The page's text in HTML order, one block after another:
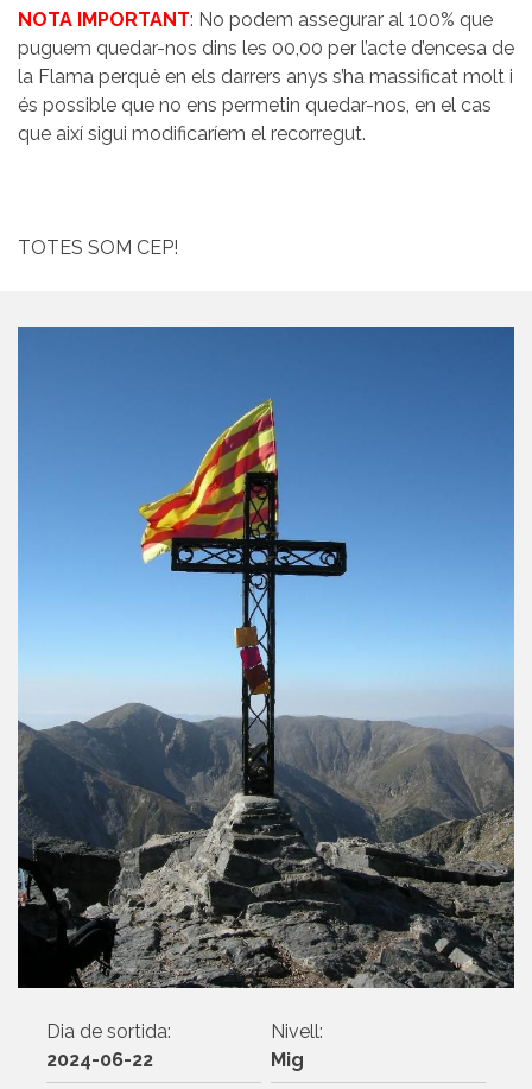
NOTA IMPORTANT: No podem assegurar al 100% que
puguem quedar-nos dins les 00,00 per l’acte d’encesa de
la Flama perquè en els darrers anys s’ha massificat molt i
és possible que no ens permetin quedar-nos, en el cas
que així sigui modificaríem el recorregut.
TOTES SOM CEP!
Dia de sortida:
2024-06-22
Nivell:
Mig